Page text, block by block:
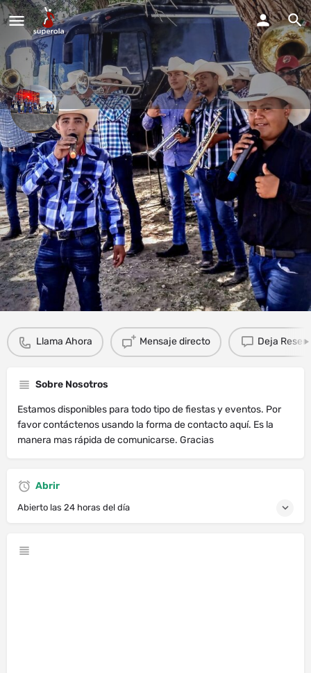
La Mera Mera Huracan Fanz
(Banda huracan)
Estamos disponibles para todo tipo de evento.
Llama Ahora
Perfil Explorar los Videos Solicitud de Reserva
Llama Ahora Mensaje directo Deja
Sobre Nosotros
Estamos disponibles para todo tipo de fiestas y eventos. Por
favor contáctenos usando la forma de contacto aquí. Es la
manera mas rápida de comunicarse. Gracias
Abrir
Abierto las 24 horas del día